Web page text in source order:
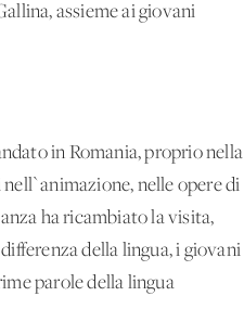
assieme ai giovani
in Romania, proprio nella
nelle opere di
ha ricambiato la visita,
della lingua, i giovani
parole della lingua